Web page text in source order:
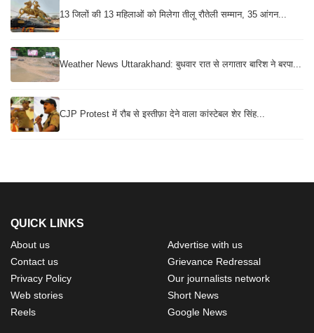
13 जिलों की 13 महिलाओं को मिलेगा तीलू रौतेली सम्मान, 35 आंगन...
Weather News Uttarakhand: बुधवार रात से लगातार बारिश ने बरपा...
CJP Protest में रौब से इस्तीफ़ा देने वाला कांस्टेबल शेर सिंह...
QUICK LINKS
About us
Contact us
Privacy Policy
Advertise with us
Grievance Redressal
Our journalists network
Web stories
Reels
Short News
Google News